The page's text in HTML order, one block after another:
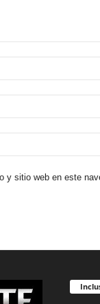
y sitio web en este